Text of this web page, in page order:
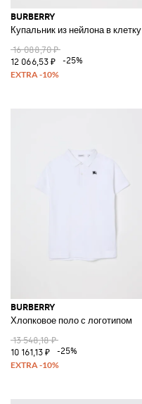
BURBERRY
Купальник из нейлона в клетку
16 088,70 ₽
12 066,53 ₽
-25%
BURBERRY
Хлопковое поло с логотипом
13 548,18 ₽
10 161,13 ₽
-25%